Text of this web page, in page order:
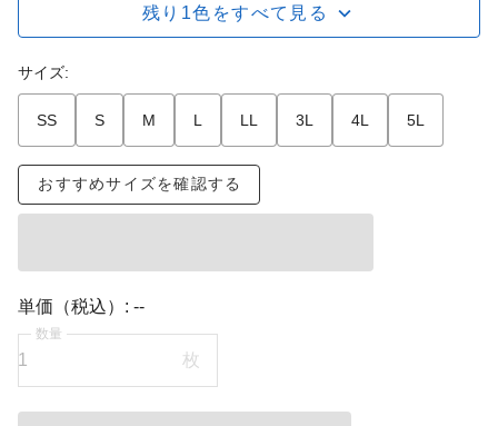
残り1色をすべて見る
サイズ:
SS S M L LL 3L 4L 5L
おすすめサイズを確認する
単価（税込）: --
枚
数量